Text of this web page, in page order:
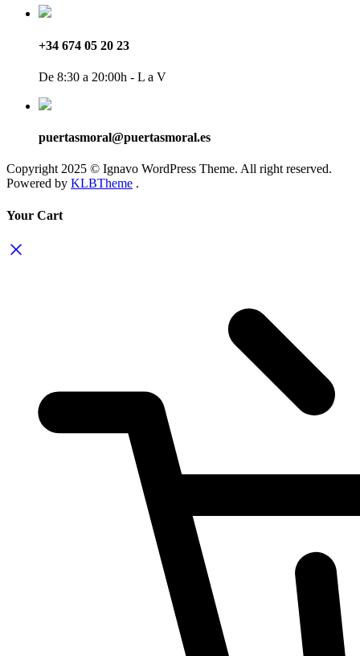
+34 674 05 20 23
De 8:30 a 20:00h - L a V
puertasmoral@puertasmoral.es
Copyright 2025 © Ignavo WordPress Theme. All right reserved.
Powered by KLBTheme .
Your Cart